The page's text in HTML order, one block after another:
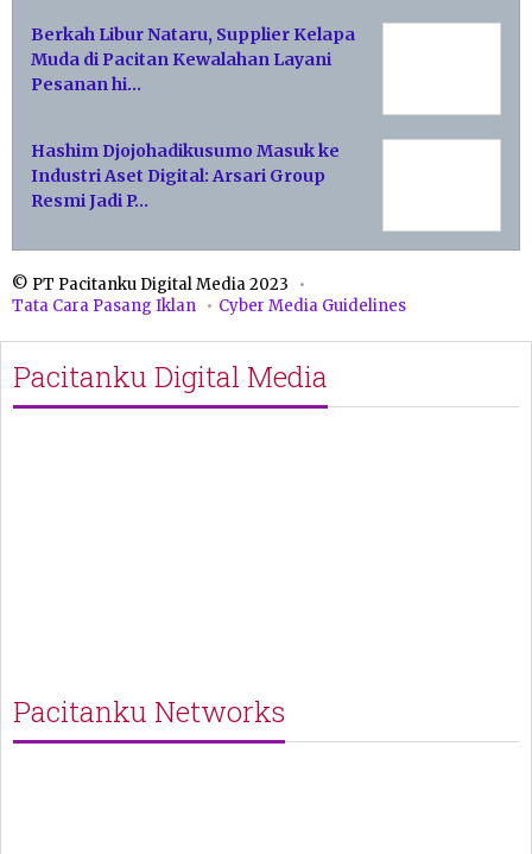
Berkah Libur Nataru, Supplier Kelapa
Muda di Pacitan Kewalahan Layani
Pesanan hi…
Hashim Djojohadikusumo Masuk ke
Industri Aset Digital: Arsari Group
Resmi Jadi P…
© PT Pacitanku Digital Media 2023
Tata Cara Pasang Iklan
Cyber Media Guidelines
Pacitanku Digital Media
Pacitanku Networks